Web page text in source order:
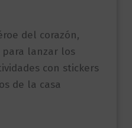
del corazón,
lanzar los
con stickers
de la casa